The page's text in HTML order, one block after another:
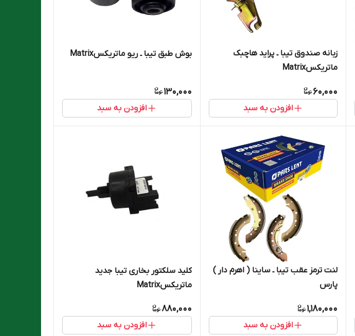
زبانه صندوق تیبا ـ پراید هاچبک
ماتریکسMatrix
60,000
افزودن به سبد
بوش طبق تیبا ـ ریو ماتریکسMatrix
130,000
افزودن به سبد
لنت ترمز عقب تیبا ـ ساینا ( اهرم دار )
پارس
1,180,000
افزودن به سبد
کلید سلکتور بخاری تیبا جدید
ماتریکسMatrix
880,000
افزودن به سبد